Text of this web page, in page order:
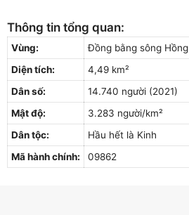
Thông tin tổng quan:
Vùng:
Đồng bằng sông Hồng
Diện tích:
4,49 km²
Dân số:
14.740 người (2021)
Mật độ:
3.283 người/km²
Dân tộc:
Hầu hết là Kinh
Mã hành chính:
09862